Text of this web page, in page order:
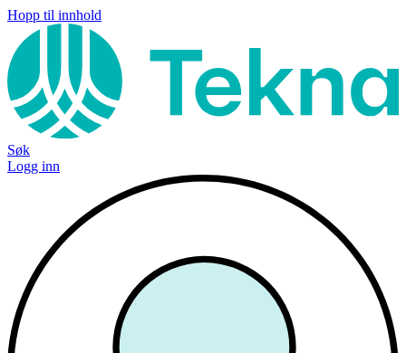
Hopp til innhold
Søk
Logg inn